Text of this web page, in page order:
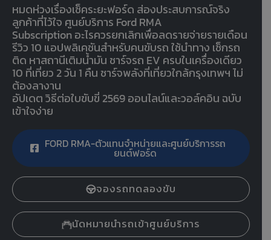
หมดห่วงเรื่องเช็คระยะฟอร์ด ส่องประสบการณ์จริง
ลูกค้าที่ไว้ใจ ศูนย์บริการ Ford RMA
Subscription อะไรควรยกเลิกเพื่อลดรายจ่ายรายเดือน
รีวิว 10 แอปพลิเคชันสำหรับคนขับรถ ใช้นำทาง เช็กรถ
ติด หาสถานีเติมน้ำมัน ชาร์จรถ EV ครบในเครื่องเดียว
10 ที่เที่ยว 2 วัน 1 คืน ชาร์จพลังที่เที่ยวใกล้กรุงเทพฯ ไม่
ต้องลางาน
อัปเดต วิธีต่อใบขับขี่ 2569 ออนไลน์และวอล์คอิน ฉบับ
เข้าใจง่าย
FORD RMA-ตัวแทนจำหน่ายและศูนย์บริการรถ
ยนต์ฟอร์ด
จองรถทดลองขับ
นัดหมายนำรถเข้าศูนย์บริการ